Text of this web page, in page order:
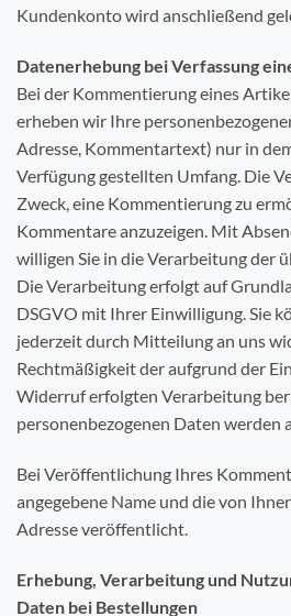
Kundenkonto wird anschließend
Datenerhebung bei Verfassung
Bei der Kommentierung eines
erheben wir Ihre
Adresse, Kommentartext) nur in
Verfügung gestellten Umfang. Die
Zweck, eine Kommentierung zu
Kommentare anzuzeigen. Mit
willigen Sie in die Verarbeitung der
Die Verarbeitung erfolgt auf
DSGVO mit Ihrer Einwilligung. Sie
jederzeit durch Mitteilung an uns
Rechtmäßigkeit der aufgrund der
Widerruf erfolgten Verarbeitung
personenbezogenen Daten werden
Bei Veröffentlichung Ihres
angegebene Name und die von
Adresse veröffentlicht.
Erhebung, Verarbeitung und
Daten bei Bestellungen